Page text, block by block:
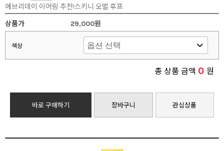
에브리데이 이어링 추천!스키니 오벌 후프
상품가
29,000원
색상
총 상품 금액 0 원
바로 구매하기 장바구니 관심상품